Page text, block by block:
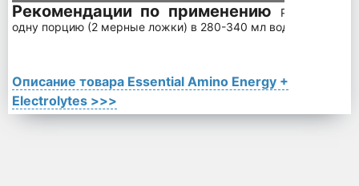
Рекомендации по применению
Размешать
одну порцию (2 мерные ложки) в 280-340 мл воды
Описание товара Essential Amino Energy +
Electrolytes >>>